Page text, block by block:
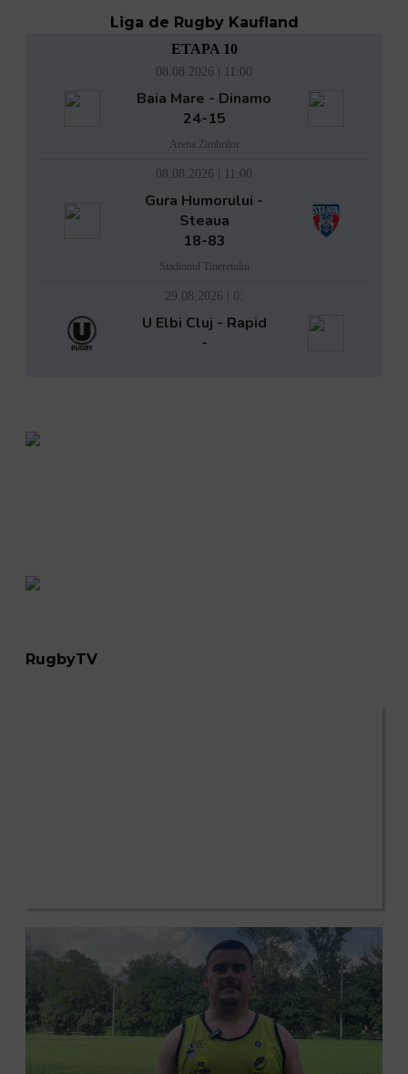
Liga de Rugby Kaufland
ETAPA 10
08.08.2026 | 11:00
Baia Mare - Dinamo
24-15
Arena Zimbrilor
08.08.2026 | 11:00
Gura Humorului -
Steaua
18-83
Stadionul Tineretului
29.08.2026 | 0:
U Elbi Cluj - Rapid
-
RugbyTV